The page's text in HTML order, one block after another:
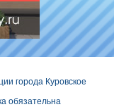
города Куровское
обязательна